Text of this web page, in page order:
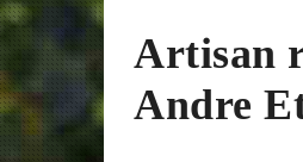
Artisan
Andre